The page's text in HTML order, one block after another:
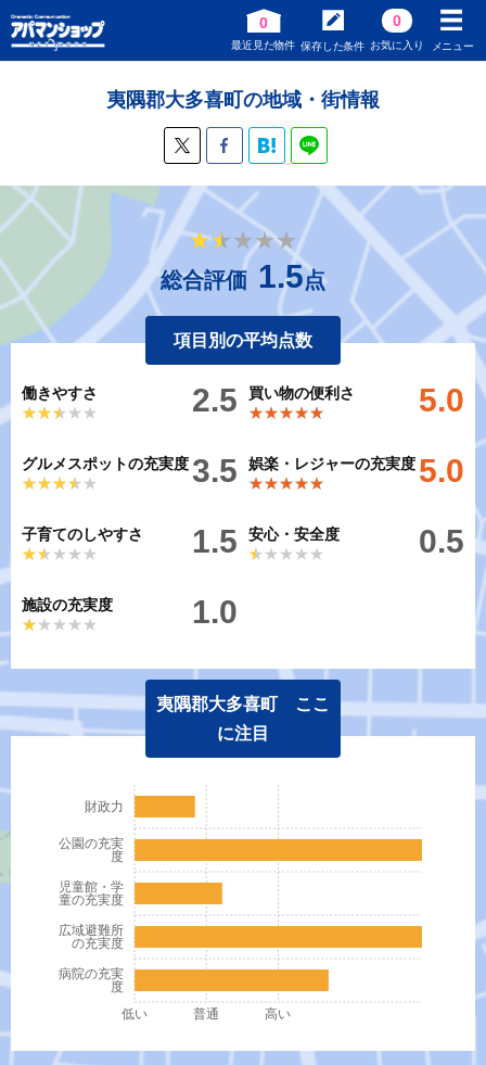
0
最近見た物件 保存した条件
0
お気に入り メニュー
夷隅郡大多喜町の地域・街情報
★★★★★
★★★★★
総合評価 1.5点
項目別の平均点数
働きやすさ
★★★★★
★★★★★ 2.5
買い物の便利さ
★★★★★
★★★★★ 5.0
グルメスポットの充実度
★★★★★
★★★★★ 3.5
娯楽・レジャーの充実度
★★★★★
★★★★★ 5.0
子育てのしやすさ
★★★★★
★★★★★ 1.5
安心・安全度
★★★★★
★★★★★ 0.5
施設の充実度
★★★★★
★★★★★ 1.0
夷隅郡大多喜町 ここ
に注目
病院の充実
度
広域避難所
の充実度
児童館・学
童の充実度
公園の充実
度
財政力
低い 普通 高い